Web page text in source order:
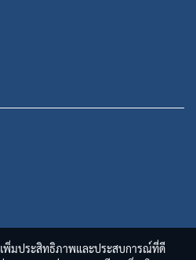
เพิ่มประสิทธิภาพและประสบการณ์ที่ดี